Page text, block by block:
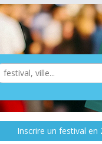
Inscrire un festival en